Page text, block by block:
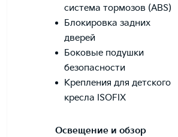
система тормозов (ABS)
Блокировка задних
дверей
Боковые подушки
безопасности
Крепления для детского
кресла ISOFIX
Освещение и обзор